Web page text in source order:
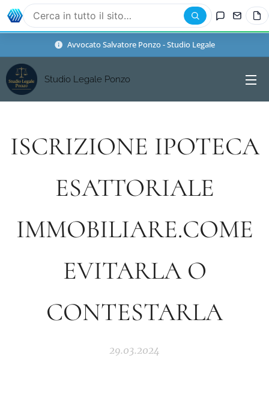
Avvocato Salvatore Ponzo - Studio Legale
Studio Legale Ponzo
ISCRIZIONE IPOTECA
ESATTORIALE
IMMOBILIARE.COME
EVITARLA O
CONTESTARLA
29.03.2024